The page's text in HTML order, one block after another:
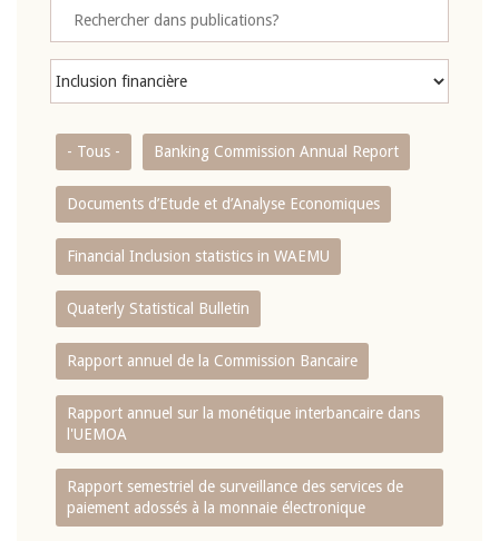
- Tous - Banking Commission Annual Report
Documents d’Etude et d’Analyse Economiques
Financial Inclusion statistics in WAEMU
Quaterly Statistical Bulletin
Rapport annuel de la Commission Bancaire
Rapport annuel sur la monétique interbancaire dans
l'UEMOA
Rapport semestriel de surveillance des services de
paiement adossés à la monnaie électronique